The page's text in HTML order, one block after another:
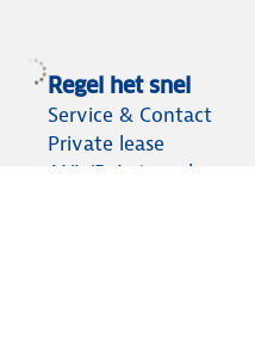
Regel het snel
Service & Contact
Private lease
ANWB